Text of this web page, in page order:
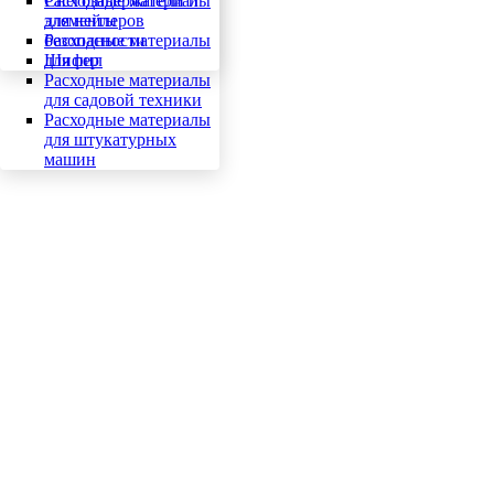
элементы
безопасности
Шифер
для нейлеров
Расходные материалы
для пил
Расходные материалы
для садовой техники
Расходные материалы
для штукатурных
машин